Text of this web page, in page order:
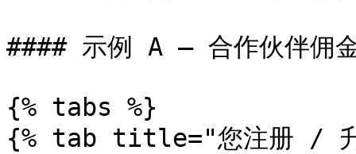
#### 示例 A — 合作伙伴佣
{% tabs %}
{% tab title="您注册 /